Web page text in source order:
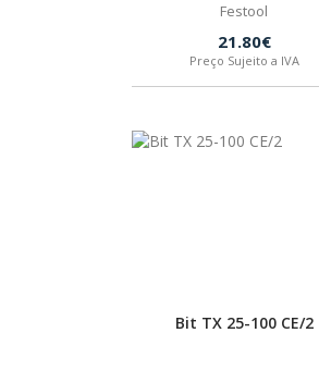
Festool
21.80€
Preço Sujeito a IVA
Bit TX 25-100 CE/2